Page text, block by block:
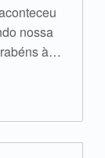
nossa
à…